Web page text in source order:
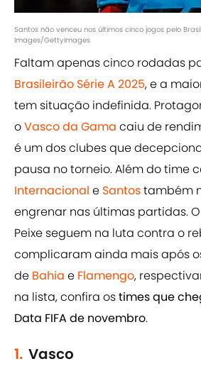
Santos não venceu nos últimos cinco jogos pelo
Images/GettyImages
Faltam apenas cinco rodadas
Brasileirão Série A 2025, e a
tem situação indefinida.
oVasco da Gama caiu de
é um dos clubes que
pausa no torneio. Além do time
Internacional e Santostambém
engrenar nas últimas partidas.
Peixe seguem na luta contra o
complicaram ainda mais após
de Bahia e Flamengo,
na lista, confira ostimes que
Data FIFA de novembro.
1. Vasco